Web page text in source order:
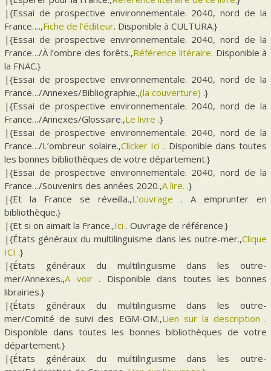
|{Essai de prospective environnementale. 2040, nord de la
France….,Fiche de l’éditeur. Disponible à CULTURA.}
|{Essai de prospective environnementale. 2040, nord de la
France…/À l’ombre des forêts.,Référence litéraire. Disponible à
la FNAC.}
|{Essai de prospective environnementale. 2040, nord de la
France…/Annexes/Bibliographie.,(la couverture) .}
|{Essai de prospective environnementale. 2040, nord de la
France…/Annexes/Glossaire.,Le livre .}
|{Essai de prospective environnementale. 2040, nord de la
France…/L’ombreur solaire.,Clicker Ici . Disponible dans toutes
les bonnes bibliothèques de votre département.}
|{Essai de prospective environnementale. 2040, nord de la
France…/Souvenirs des années 2020.,A lire. .}
|{Et la France se réveilla.,L’ouvrage . A emprunter en
bibliothèque.}
|{Et si on aimait la France.,Ici . Ouvrage de référence.}
|{États généraux du multilinguisme dans les outre-mer.,Clique
ICI .}
|{États généraux du multilinguisme dans les outre-
mer/Annexes.,A voir . Disponible dans toutes les bonnes
librairies.}
|{États généraux du multilinguisme dans les outre-
mer/Comité de suivi des EGM-OM.,Lien sur la description .
Disponible dans toutes les bonnes bibliothèques de votre
département.}
|{États généraux du multilinguisme dans les outre-